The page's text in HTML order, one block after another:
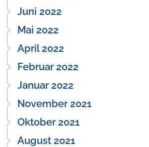
Juni 2022
Mai 2022
April 2022
Februar 2022
Januar 2022
November 2021
Oktober 2021
August 2021